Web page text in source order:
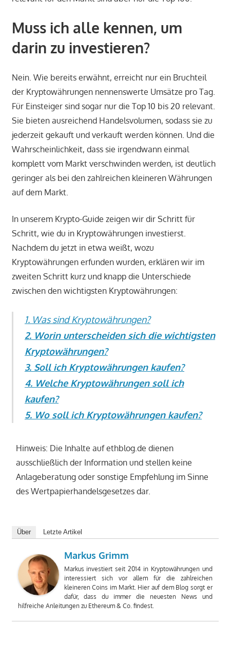
Muss ich alle kennen, um
darin zu investieren?
Nein. Wie bereits erwähnt, erreicht nur ein Bruchteil
der Kryptowährungen nennenswerte Umsätze pro Tag.
Für Einsteiger sind sogar nur die Top 10 bis 20 relevant.
Sie bieten ausreichend Handelsvolumen, sodass sie zu
jederzeit gekauft und verkauft werden können. Und die
Wahrscheinlichkeit, dass sie irgendwann einmal
komplett vom Markt verschwinden werden, ist deutlich
geringer als bei den zahlreichen kleineren Währungen
auf dem Markt.
In unserem Krypto-Guide zeigen wir dir Schritt für
Schritt, wie du in Kryptowährungen investierst.
Nachdem du jetzt in etwa weißt, wozu
Kryptowährungen erfunden wurden, erklären wir im
zweiten Schritt kurz und knapp die Unterschiede
zwischen den wichtigsten Kryptowährungen:
1. Was sind Kryptowährungen?
2. Worin unterscheiden sich die wichtigsten
Kryptowährungen?
3. Soll ich Kryptowährungen kaufen?
4. Welche Kryptowährungen soll ich
kaufen?
5. Wo soll ich Kryptowährungen kaufen?
Hinweis: Die Inhalte auf ethblog.de dienen
ausschließlich der Information und stellen keine
Anlageberatung oder sonstige Empfehlung im Sinne
des Wertpapierhandelsgesetzes dar.
Über Letzte Artikel
Markus Grimm
Markus investiert seit 2014 in Kryptowährungen und
interessiert sich vor allem für die zahlreichen
kleineren Coins im Markt. Hier auf dem Blog sorgt er
dafür, dass du immer die neuesten News und
hilfreiche Anleitungen zu Ethereum & Co. findest.